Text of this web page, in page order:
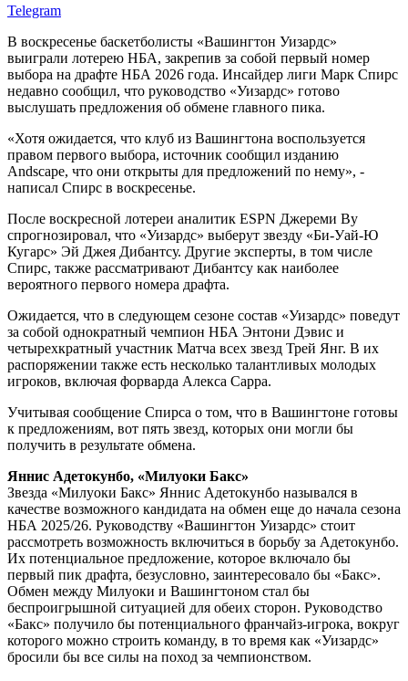
Telegram
В воскресенье баскетболисты «Вашингтон Уизардс»
выиграли лотерею НБА, закрепив за собой первый номер
выбора на драфте НБА 2026 года. Инсайдер лиги Марк Спирс
недавно сообщил, что руководство «Уизардс» готово
выслушать предложения об обмене главного пика.
«Хотя ожидается, что клуб из Вашингтона воспользуется
правом первого выбора, источник сообщил изданию
Andscape, что они открыты для предложений по нему», -
написал Спирс в воскресенье.
После воскресной лотереи аналитик ESPN Джереми Ву
спрогнозировал, что «Уизардс» выберут звезду «Би-Уай-Ю
Кугарс» Эй Джея Дибантсу. Другие эксперты, в том числе
Спирс, также рассматривают Дибантсу как наиболее
вероятного первого номера драфта.
Ожидается, что в следующем сезоне состав «Уизардс» поведут
за собой однократный чемпион НБА Энтони Дэвис и
четырехкратный участник Матча всех звезд Трей Янг. В их
распоряжении также есть несколько талантливых молодых
игроков, включая форварда Алекса Сарра.
Учитывая сообщение Спирса о том, что в Вашингтоне готовы
к предложениям, вот пять звезд, которых они могли бы
получить в результате обмена.
Яннис Адетокунбо, «Милуоки Бакс»
Звезда «Милуоки Бакс» Яннис Адетокунбо назывался в
качестве возможного кандидата на обмен еще до начала сезона
НБА 2025/26. Руководству «Вашингтон Уизардс» стоит
рассмотреть возможность включиться в борьбу за Адетокунбо.
Их потенциальное предложение, которое включало бы
первый пик драфта, безусловно, заинтересовало бы «Бакс».
Обмен между Милуоки и Вашингтоном стал бы
беспроигрышной ситуацией для обеих сторон. Руководство
«Бакс» получило бы потенциального франчайз-игрока, вокруг
которого можно строить команду, в то время как «Уизардс»
бросили бы все силы на поход за чемпионством.